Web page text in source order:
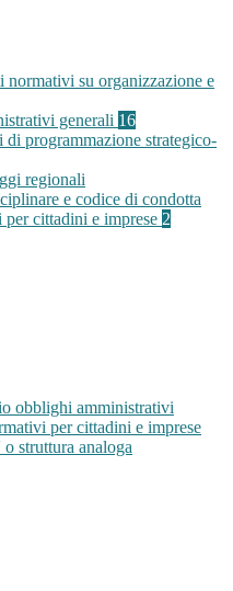
normativi su organizzazione e
generali 16
di programmazione strategico-
regionali
e codice di condotta
cittadini e imprese 2
obblighi amministrativi
per cittadini e imprese
struttura analoga